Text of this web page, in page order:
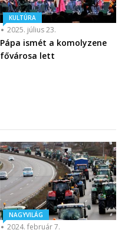
KULTÚRA
2025. július 23.
Pápa ismét a komolyzene
fővárosa lett
NAGYVILÁG
2024. február 7.